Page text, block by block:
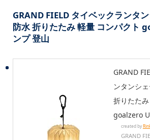
GRAND FIELD タイベックランタ
防水 折りたたみ 軽量 コンパクト
ンプ 登山
GRAND
ンタンシ
折りたた
goalzero
created by
GRAND